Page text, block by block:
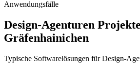
Anwendungsfälle
Design-Agenturen
Gräfenhainichen
Typische Softwarelösungen für Design-